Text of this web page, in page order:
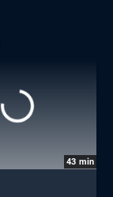
43 min